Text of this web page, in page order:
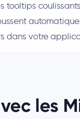
tooltips
dans votre
les